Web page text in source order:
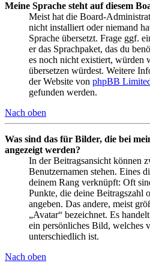
Meine Sprache steht auf diesem
Meist hat die Board-
nicht installiert oder niemand
Sprache übersetzt. Frage ggf.
er das Sprachpaket, das du
es noch nicht existiert, würden
übersetzen würdest. Weitere
der Website von phpBB
gefunden werden.
Nach oben
Was sind das für Bilder, die bei
angezeigt werden?
In der Beitragsansicht können
Benutzernamen stehen. Eines
deinem Rang verknüpft: Oft
Punkte, die deine Beitragszahl
angeben. Das andere, meist
„Avatar“ bezeichnet. Es
ein persönliches Bild, welches
unterschiedlich ist.
Nach oben